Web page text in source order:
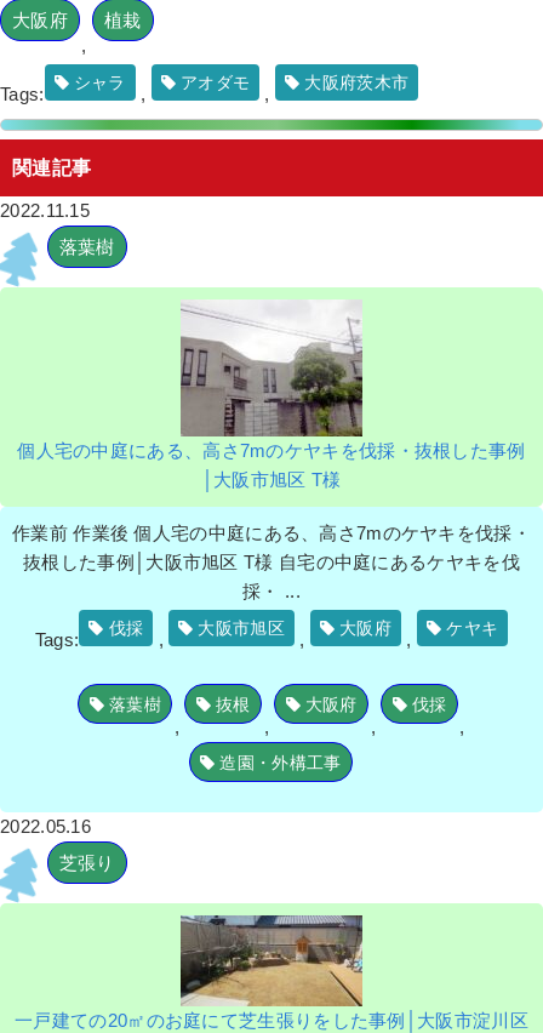
大阪府
,
植栽
Tags:
シャラ
,
アオダモ
,
大阪府茨木市
関連記事
2022.11.15
落葉樹
個人宅の中庭にある、高さ7mのケヤキを伐採・抜根した事例
│大阪市旭区 T様
作業前 作業後 個人宅の中庭にある、高さ7mのケヤキを伐採・
抜根した事例│大阪市旭区 T様 自宅の中庭にあるケヤキを伐
採・ ...
Tags:
伐採
,
大阪市旭区
,
大阪府
,
ケヤキ
落葉樹
,
抜根
,
大阪府
,
伐採
,
造園・外構工事
2022.05.16
芝張り
一戸建ての20㎡のお庭にて芝生張りをした事例│大阪市淀川区